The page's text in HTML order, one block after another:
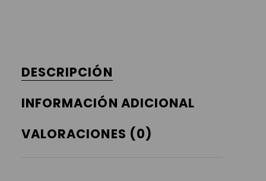
DESCRIPCIÓN
INFORMACIÓN ADICIONAL
VALORACIONES (0)